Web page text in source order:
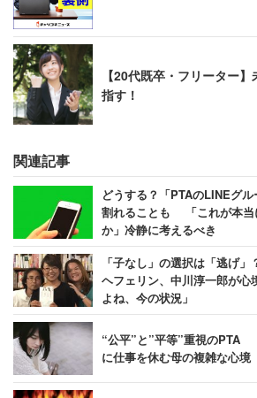
【20代既卒・フリーター
指す！
関連記事
どうする？「PTAのLINEグ
割れることも 「これが本当
か」冷静に考えるべき
「子なし」の選択は「逃げ
ヘフェリン、中川淳一郎が
よね、今の状況」
“公平”と”平等”重視のPTA
に仕事を休む母の複雑な心境